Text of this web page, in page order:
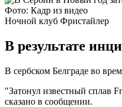
Фото: Кадр из видео
Ночной клуб Фристайлер
В результате
В сербском Белграде во
"Затонул известный сплав
сказано в сообщении.